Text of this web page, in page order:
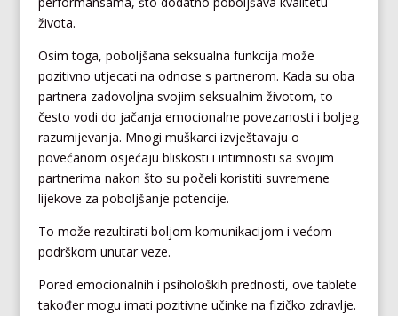
života.
Osim toga, poboljšana seksualna funkcija može
pozitivno utjecati na odnose s partnerom. Kada su oba
partnera zadovoljna svojim seksualnim životom, to
često vodi do jačanja emocionalne povezanosti i boljeg
razumijevanja. Mnogi muškarci izvještavaju o
povećanom osjećaju bliskosti i intimnosti sa svojim
partnerima nakon što su počeli koristiti suvremene
lijekove za poboljšanje potencije.
To može rezultirati boljom komunikacijom i većom
podrškom unutar veze.
Pored emocionalnih i psiholoških prednosti, ove tablete
također mogu imati pozitivne učinke na fizičko zdravlje.